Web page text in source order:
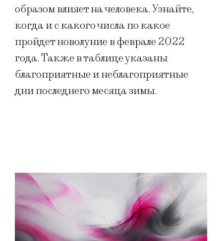
образом влияет на человека. Узнайте,
когда и с какого числа по какое
пройдет новолуние в феврале 2022
года. Также в таблице указаны
благоприятные и неблагоприятные
дни последнего месяца зимы.